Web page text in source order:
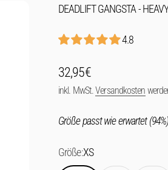
DEADLIFT GANGSTA -
4.8
Angebot
32,95€
inkl. MwSt.Versandkosten
Größe passt wie erwartet (94%)
Größe:XS